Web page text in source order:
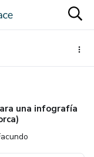
una infografía